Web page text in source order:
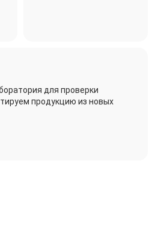
для проверки
продукцию из новых